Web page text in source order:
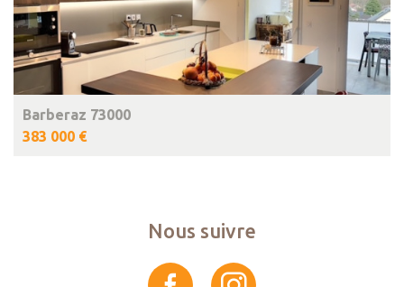
Barberaz 73000
383 000 €
Nous suivre